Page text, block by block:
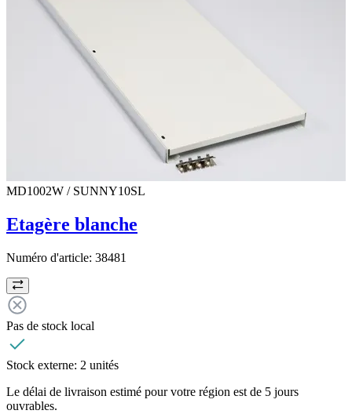
MD1002W / SUNNY10SL
Etagère blanche
Numéro d'article: 38481
Pas de stock local
Stock externe: 2 unités
Le délai de livraison estimé pour votre région est de 5 jours
ouvrables.